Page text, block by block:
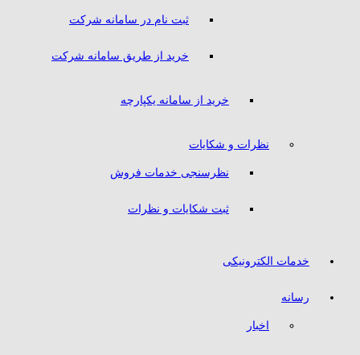
ثبت نام در سامانه شرکت
خرید از طریق سامانه شرکت
خرید از سامانه یکپارچه
نظرات و شکایات
نظرسنجی خدمات فروش
ثبت شکایات و نظرات
خدمات الکترونیکی
رسانه
اخبار